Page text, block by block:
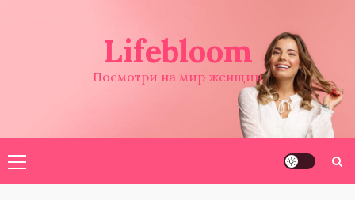
Lifebloom
Посмотри на мир женщин
Основное
меню